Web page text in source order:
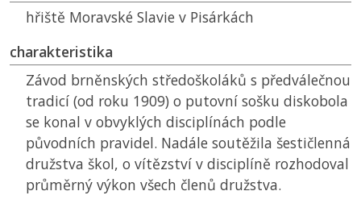
hřiště Moravské Slavie v Pisárkách
charakteristika
Závod brněnských středoškoláků s předválečnou
tradicí (od roku 1909) o putovní sošku diskobola
se konal v obvyklých disciplínách podle
původních pravidel. Nadále soutěžila šestičlenná
družstva škol, o vítězství v disciplíně rozhodoval
průměrný výkon všech členů družstva.